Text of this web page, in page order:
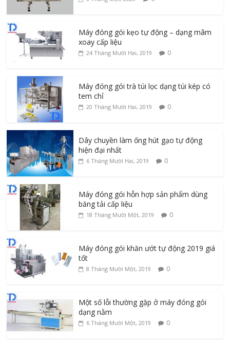
Máy đóng gói kẹo tự động – dạng mâm
xoay cấp liệu
24 Tháng Mười Hai, 2019 0
Máy đóng gói trà túi lọc dạng túi kép có
tem chỉ
20 Tháng Mười Hai, 2019 0
Dây chuyền làm ống hút gạo tự động
hiện đại nhất
6 Tháng Mười Hai, 2019 0
Máy đóng gói hỗn hợp sản phẩm dùng
băng tải cấp liệu
18 Tháng Mười Một, 2019 0
Máy đóng gói khăn ướt tự động 2019 giá
tốt
8 Tháng Mười Một, 2019 0
Một số lỗi thường gặp ở máy đóng gói
dạng nằm
6 Tháng Mười Một, 2019 0